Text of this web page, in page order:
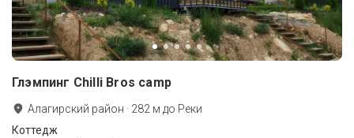
Глэмпинг Chilli Bros camp
Алагирский район · 282 м до Реки
Коттедж